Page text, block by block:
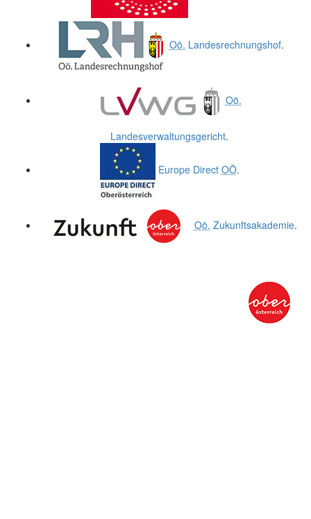
Oö. Landesrechnungshof.
Oö.
Landesverwaltungsgericht.
Europe Direct OÖ.
Oö. Zukunftsakademie.